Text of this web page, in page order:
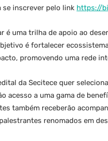
se inscrever pelo link https://
é uma trilha de apoio ao
é fortalecer
promovendo uma rede
da Secitece quer
acesso a uma gama de
também receberão
renomados em